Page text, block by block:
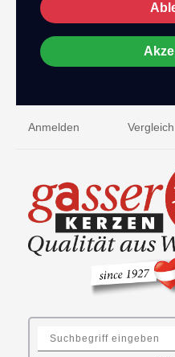
Anmelden Vergleich